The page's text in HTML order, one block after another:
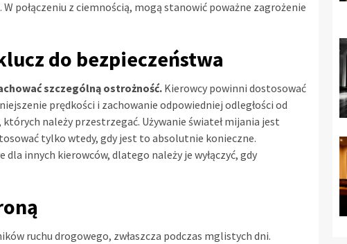
połączeniu z ciemnością, mogą stanowić poważne zagrożenie
do bezpieczeństwa
szczególną ostrożność. Kierowcy powinni dostosować
prędkości i zachowanie odpowiedniej odległości od
należy przestrzegać. Używanie świateł mijania jest
tylko wtedy, gdy jest to absolutnie konieczne.
innych kierowców, dlatego należy je wyłączyć, gdy
ruchu drogowego, zwłaszcza podczas mglistych dni.